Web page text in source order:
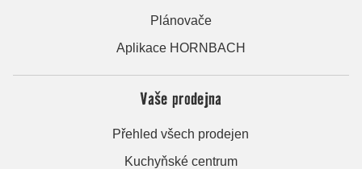
Plánovače
Aplikace HORNBACH
Vaše prodejna
Přehled všech prodejen
Kuchyňské centrum